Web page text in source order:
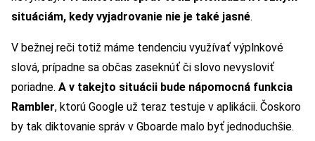
situáciám, kedy vyjadrovanie nie je také jasné.
V bežnej reči totiž máme tendenciu využívať výplnkové
slová, prípadne sa občas zaseknúť či slovo nevysloviť
poriadne. A v takejto situácii bude nápomocná funkcia
Rambler, ktorú Google už teraz testuje v aplikácii. Čoskoro
by tak diktovanie správ v Gboarde malo byť jednoduchšie.